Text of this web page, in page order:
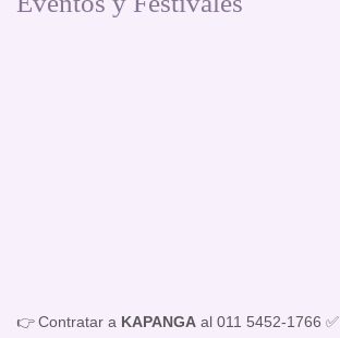
👉 Contratar a KAPANGA al 011 5452-1766 ✅